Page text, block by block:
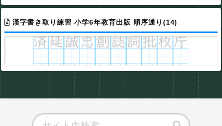
漢字書き取り練習 小学6年教育出版 順序通り(14)